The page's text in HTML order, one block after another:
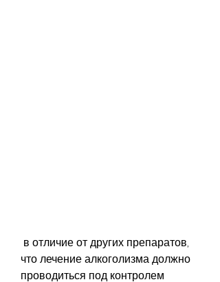
что лечение алкоголизма должно
проводиться под контролем